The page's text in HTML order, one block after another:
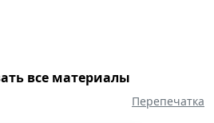
все материалы
Перепечатка